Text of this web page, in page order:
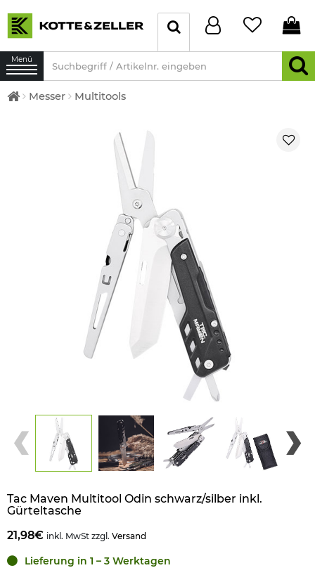
Menü
Messer Multitools
Tac Maven Multitool Odin schwarz/silber inkl.
Gürteltasche
21,98€ inkl. MwSt zzgl. Versand
Lieferung in 1 – 3 Werktagen